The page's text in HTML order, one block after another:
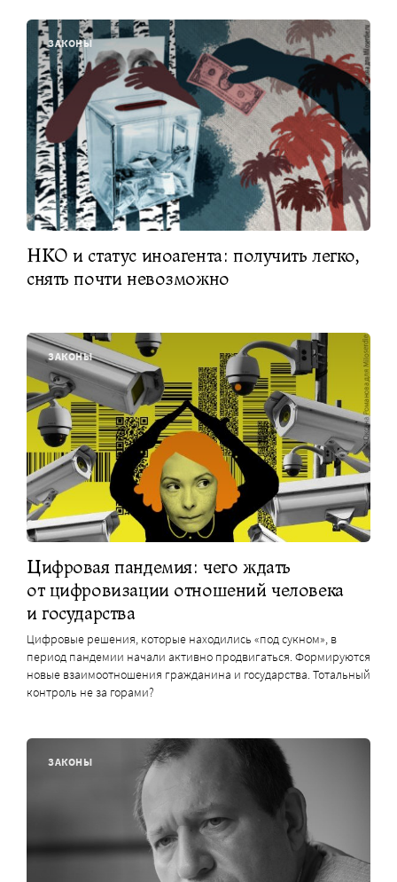
ЗАКОНЫ
НКО и статус иноагента: получить легко,
снять почти невозможно
ЗАКОНЫ
Цифровая пандемия: чего ждать
от цифровизации отношений человека
и государства
Цифровые решения, которые находились «под сукном», в
период пандемии начали активно продвигаться. Формируются
новые взаимоотношения гражданина и государства. Тотальный
контроль не за горами?
ЗАКОНЫ